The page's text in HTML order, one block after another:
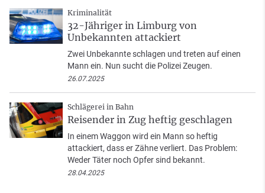
Kriminalität
32-Jähriger in Limburg von
Unbekannten attackiert
Zwei Unbekannte schlagen und treten auf einen
Mann ein. Nun sucht die Polizei Zeugen.
26.07.2025
Schlägerei in Bahn
Reisender in Zug heftig geschlagen
In einem Waggon wird ein Mann so heftig
attackiert, dass er Zähne verliert. Das Problem:
Weder Täter noch Opfer sind bekannt.
28.04.2025